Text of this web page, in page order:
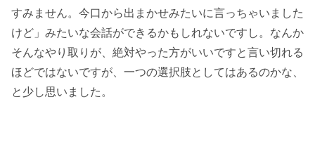
すみません。今口から出まかせみたいに言っちゃいました
けど」みたいな会話ができるかもしれないですし。なんか
そんなやり取りが、絶対やった方がいいですと言い切れる
ほどではないですが、一つの選択肢としてはあるのかな、
と少し思いました。